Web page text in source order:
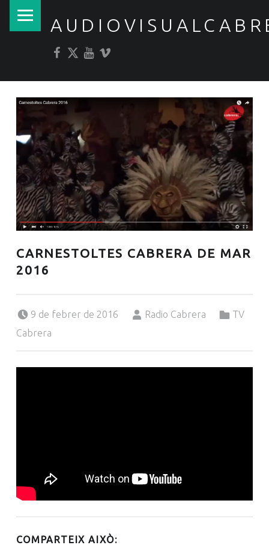
CARNESTOLTES CABRERA DE MAR
2016
9 de febrer de 2016
Radio Cabrera
TV
Cabrera
COMPARTEIX AIXÒ: